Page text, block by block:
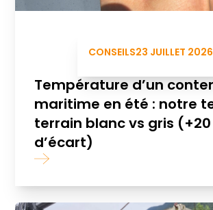
CONSEILS23 JUILLET 2026
Température d’un
maritime en été : notre
terrain blanc vs gris (+20
d’écart)